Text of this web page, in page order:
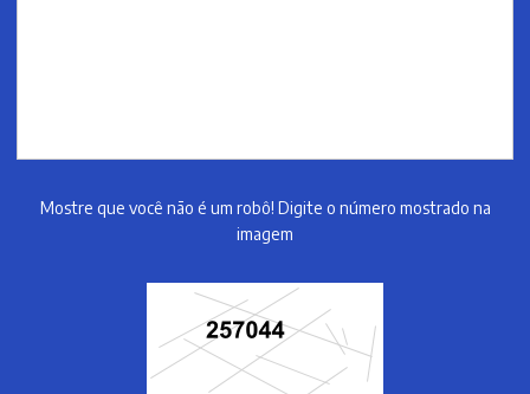
Mostre que você não é um robô! Digite o número mostrado na
imagem